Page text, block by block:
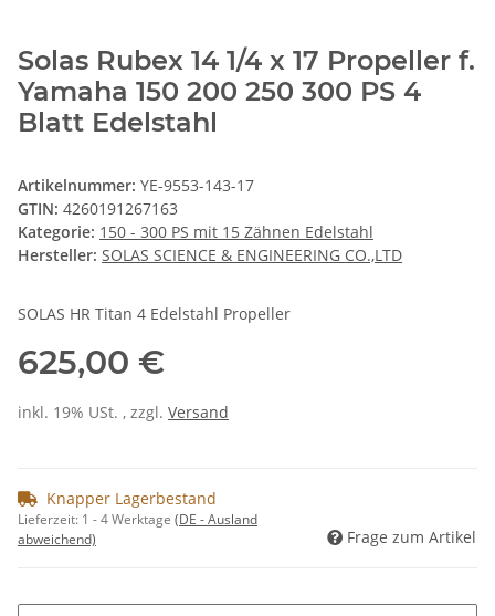
Solas Rubex 14 1/4 x 17 Propeller f.
Yamaha 150 200 250 300 PS 4
Blatt Edelstahl
Artikelnummer: YE-9553-143-17
GTIN: 4260191267163
Kategorie: 150 - 300 PS mit 15 Zähnen Edelstahl
Hersteller: SOLAS SCIENCE & ENGINEERING CO.,LTD
SOLAS HR Titan 4 Edelstahl Propeller
625,00 €
inkl. 19% USt. , zzgl. Versand
Knapper Lagerbestand
Lieferzeit: 1 - 4 Werktage (DE - Ausland
abweichend)
Frage zum Artikel